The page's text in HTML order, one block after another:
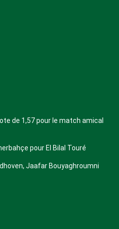
de 1,57 pour le match amical
pour El Bilal Touré
Jaafar Bouyaghroumni